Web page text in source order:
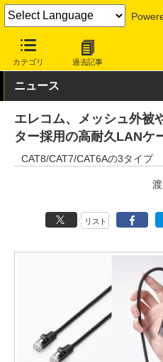
カテゴリ 過去記事
INTERNET Watch ハードウェア
ニュース
エレコム、メッシュ外被
ター採用の高耐久LANケ
CAT8/CAT7/CAT6Aの3タイプ
リスト